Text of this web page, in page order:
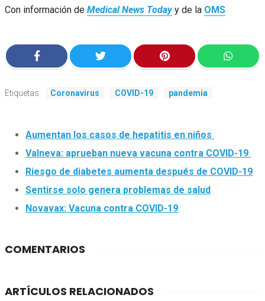
Con información de Medical News Todayy de la OMS
Etiquetas: Coronavirus COVID-19 pandemia
Aumentan los casos de hepatitis en niños
Valneva: aprueban nueva vacuna contra COVID-19
Riesgo de diabetes aumenta después de COVID-19
Sentirse solo genera problemas de salud
Novavax: Vacuna contra COVID-19
COMENTARIOS
ARTÍCULOS RELACIONADOS